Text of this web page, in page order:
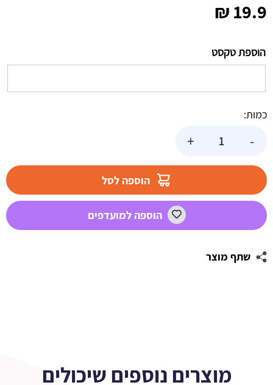
19.9
₪
הוספת טקסט
כמות:
-
+
הוספה לסל
הוספה למועדפים
שתף מוצר
מוצרים נוספים שיכולים